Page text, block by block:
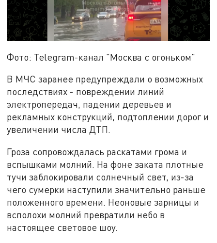
Фото: Telegram-канал "Москва с огоньком"
В МЧС заранее предупреждали о возможных
последствиях - повреждении линий
электропередач, падении деревьев и
рекламных конструкций, подтоплении дорог и
увеличении числа ДТП.
Гроза сопровождалась раскатами грома и
вспышками молний. На фоне заката плотные
тучи заблокировали солнечный свет, из-за
чего сумерки наступили значительно раньше
положенного времени. Неоновые зарницы и
всполохи молний превратили небо в
настоящее световое шоу.